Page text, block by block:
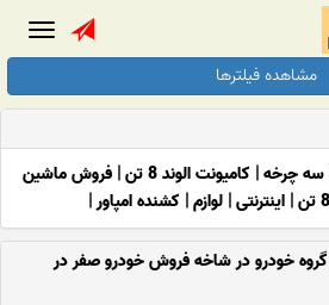
مشاهده فیلترها
سه چرخه| کامیونت الوند 8 تن | فروش ماشین
| اینترنتی| لوازم| کشنده امپاور|
خودرو در شاخه فروش خودرو صفر در